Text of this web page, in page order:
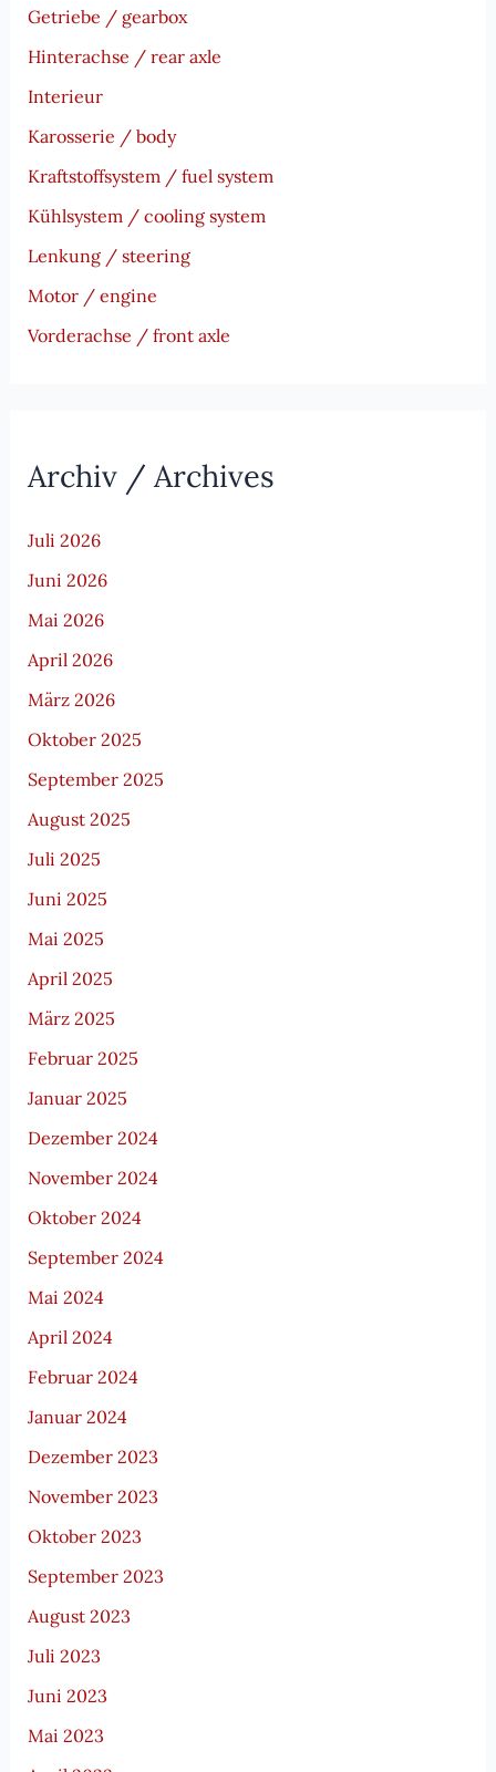
Getriebe / gearbox
Hinterachse / rear axle
Interieur
Karosserie / body
Kraftstoffsystem / fuel system
Kühlsystem / cooling system
Lenkung / steering
Motor / engine
Vorderachse / front axle
Archiv / Archives
Juli 2026
Juni 2026
Mai 2026
April 2026
März 2026
Oktober 2025
September 2025
August 2025
Juli 2025
Juni 2025
Mai 2025
April 2025
März 2025
Februar 2025
Januar 2025
Dezember 2024
November 2024
Oktober 2024
September 2024
Mai 2024
April 2024
Februar 2024
Januar 2024
Dezember 2023
November 2023
Oktober 2023
September 2023
August 2023
Juli 2023
Juni 2023
Mai 2023